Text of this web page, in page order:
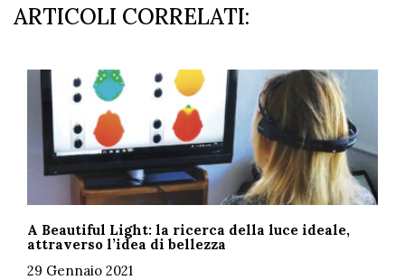
ARTICOLI CORRELATI:
A Beautiful Light: la ricerca della luce ideale,
attraverso l’idea di bellezza
29 Gennaio 2021